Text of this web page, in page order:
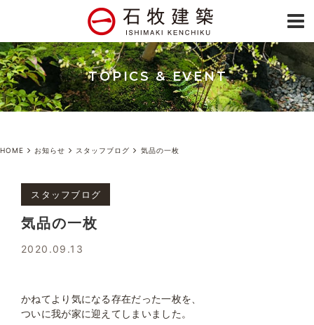
TOPICS & EVENT
HOME お知らせ スタッフブログ 気品の一枚
スタッフブログ
気品の一枚
2020.09.13
かねてより気になる存在だった一枚を、
ついに我が家に迎えてしまいました。